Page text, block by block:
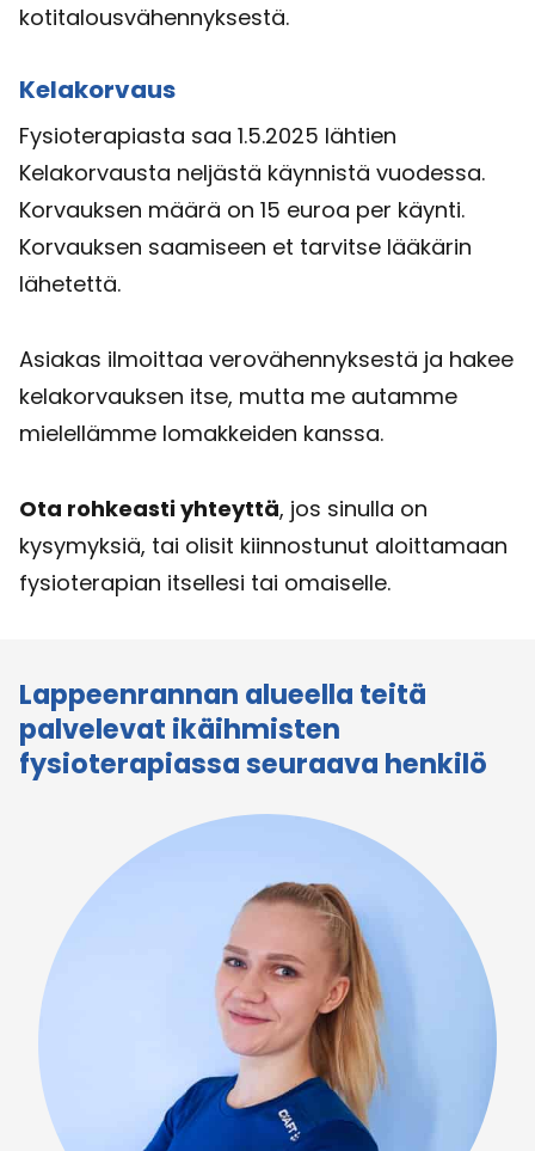
kotitalousvähennyksestä.
Kelakorvaus
Fysioterapiasta saa 1.5.2025 lähtien
Kelakorvausta neljästä käynnistä vuodessa.
Korvauksen määrä on 15 euroa per käynti.
Korvauksen saamiseen et tarvitse lääkärin
lähetettä.
Asiakas ilmoittaa verovähennyksestä ja hakee
kelakorvauksen itse, mutta me autamme
mielellämme lomakkeiden kanssa.
Ota rohkeasti yhteyttä, jos sinulla on
kysymyksiä, tai olisit kiinnostunut aloittamaan
fysioterapian itsellesi tai omaiselle.
Lappeenrannan alueella teitä
palvelevat ikäihmisten
fysioterapiassa seuraava henkilö